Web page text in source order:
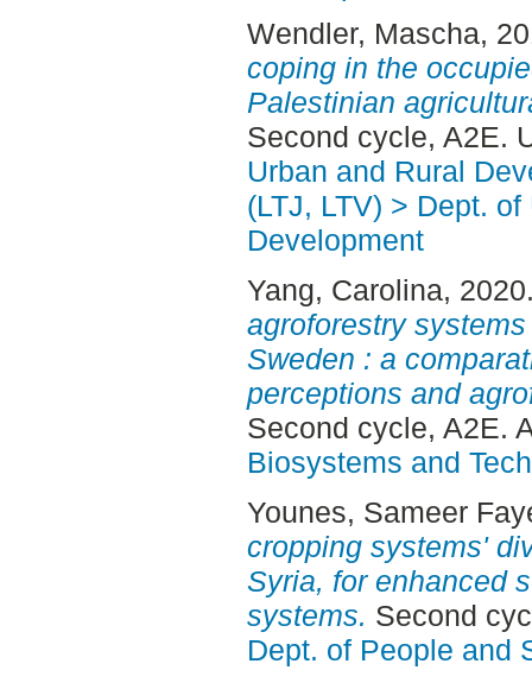
Wendler, Mascha,
coping in the
Palestinian
Second cycle, A2E.
Urban and Rural
(LTJ, LTV) > Dept.
Development
Yang, Carolina,
agroforestry
Sweden : a
perceptions and
Second cycle, A2E.
Biosystems and
Younes, Sameer
cropping systems'
Syria, for enhanced
systems. Second
Dept. of People and